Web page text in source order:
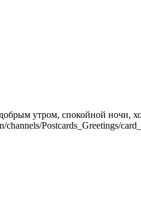
утром, спокойной ночи,
channels/Postcards_Greetings/